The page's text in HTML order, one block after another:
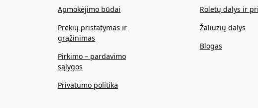
Apmokėjimo būdai
Prekių pristatymas ir
grąžinimas
Pirkimo – pardavimo
sąlygos
Privatumo politika
Roletų dalys ir
Žaliuzių dalys
Blogas